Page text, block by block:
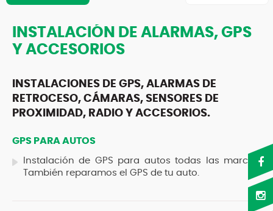
INSTALACIÓN DE ALARMAS, GPS
Y ACCESORIOS
INSTALACIONES DE GPS, ALARMAS DE
RETROCESO, CÁMARAS, SENSORES DE
PROXIMIDAD, RADIO Y ACCESORIOS.
GPS PARA AUTOS
Instalación de GPS para autos todas las marcas.
También reparamos el GPS de tu auto.